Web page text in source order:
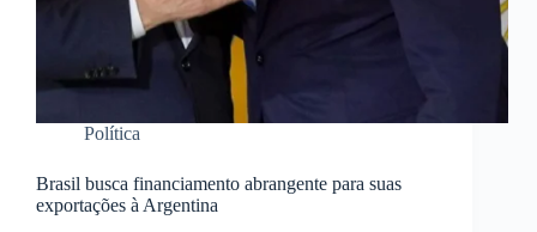
Política
Brasil busca financiamento abrangente para suas
exportações à Argentina